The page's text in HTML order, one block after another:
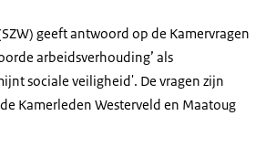
geeft antwoord op de Kamervragen
arbeidsverhouding’ als
sociale veiligheid'. De vragen zijn
Kamerleden Westerveld en Maatoug